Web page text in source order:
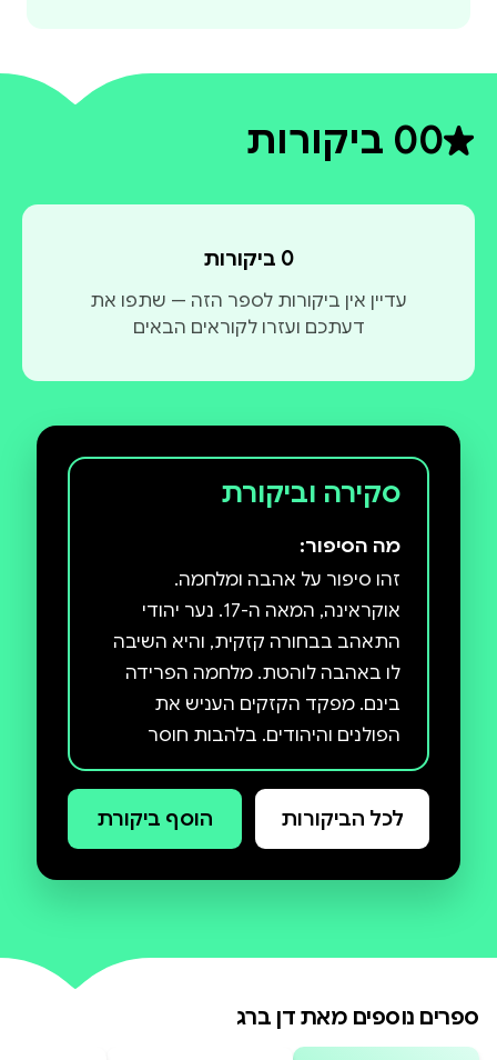
0דירוג ממוצע 0 מתוך 5
0 ביקורות
0 ביקורות
עדיין אין ביקורות לספר הזה — שתפו את
דעתכם ועזרו לקוראים הבאים
סקירה וביקורת
מה הסיפור:
זהו סיפור על אהבה ומלחמה.
אוקראינה, המאה ה-17. נער יהודי
התאהב בבחורה קזקית, והיא השיבה
לו באהבה לוהטת. מלחמה הפרידה
בינם. מפקד הקזקים העניש את
הפולנים והיהודים. בלהבות חוסר
הסובלנות ההדדית נספו מאות אלפי
אנשים, ערים ועיירות נשרפו, גורלות
נהרסו. הסוף הטרגי של הסיפור לא
לכל הביקורות הוסף ביקורת
ספרים נוספים מאת דן ברג